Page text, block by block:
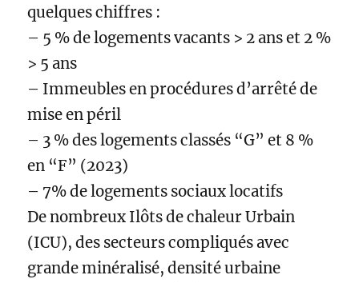
quelques chiffres :
– 5 % de logements vacants > 2 ans et 2 %
> 5 ans
– Immeubles en procédures d’arrêté de
mise en péril
– 3 % des logements classés “G” et 8 %
en “F” (2023)
– 7% de logements sociaux locatifs
De nombreux Ilôts de chaleur Urbain
(ICU), des secteurs compliqués avec
grande minéralisé, densité urbaine